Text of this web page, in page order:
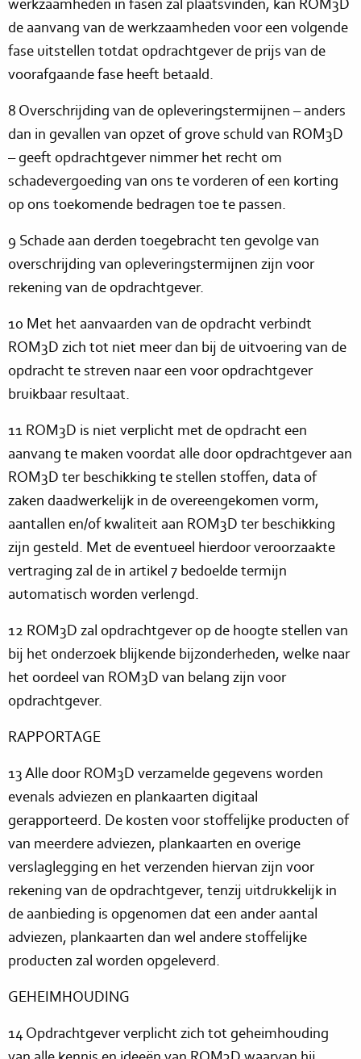
de aanvang van de werkzaamheden voor een volgende
fase uitstellen totdat opdrachtgever de prijs van de
voorafgaande fase heeft betaald.
8 Overschrijding van de opleveringstermijnen – anders
dan in gevallen van opzet of grove schuld van ROM3D
– geeft opdrachtgever nimmer het recht om
schadevergoeding van ons te vorderen of een korting
op ons toekomende bedragen toe te passen.
9 Schade aan derden toegebracht ten gevolge van
overschrijding van opleveringstermijnen zijn voor
rekening van de opdrachtgever.
10 Met het aanvaarden van de opdracht verbindt
ROM3D zich tot niet meer dan bij de uitvoering van de
opdracht te streven naar een voor opdrachtgever
bruikbaar resultaat.
11 ROM3D is niet verplicht met de opdracht een
aanvang te maken voordat alle door opdrachtgever aan
ROM3D ter beschikking te stellen stoffen, data of
zaken daadwerkelijk in de overeengekomen vorm,
aantallen en/of kwaliteit aan ROM3D ter beschikking
zijn gesteld. Met de eventueel hierdoor veroorzaakte
vertraging zal de in artikel 7 bedoelde termijn
automatisch worden verlengd.
12 ROM3D zal opdrachtgever op de hoogte stellen van
bij het onderzoek blijkende bijzonderheden, welke naar
het oordeel van ROM3D van belang zijn voor
opdrachtgever.
RAPPORTAGE
13 Alle door ROM3D verzamelde gegevens worden
evenals adviezen en plankaarten digitaal
gerapporteerd. De kosten voor stoffelijke producten of
van meerdere adviezen, plankaarten en overige
verslaglegging en het verzenden hiervan zijn voor
rekening van de opdrachtgever, tenzij uitdrukkelijk in
de aanbieding is opgenomen dat een ander aantal
adviezen, plankaarten dan wel andere stoffelijke
producten zal worden opgeleverd.
GEHEIMHOUDING
14 Opdrachtgever verplicht zich tot geheimhouding